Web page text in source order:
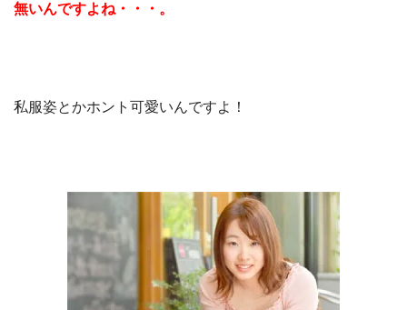
無いんですよね・・・。
私服姿とかホント可愛いんですよ！